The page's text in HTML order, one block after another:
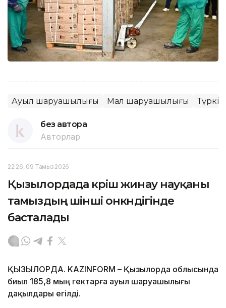
Ауыл шаруашылығы Мал шаруашылығы
без автора
Авторлар
22:26, 09 Тамыз 2026
Қызылордада күріш жинау науқаны
тамыздың үшінші онкүндігінде
басталады
ҚЫЗЫЛОРДА. KAZINFORM – Қызылорда облысында
биыл 185,8 мың гектарға ауыл шаруашылығы
дақылдары егілді.